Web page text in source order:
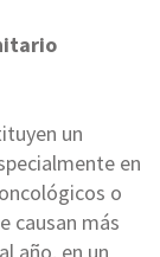
un
en
o
causan más
año, en un